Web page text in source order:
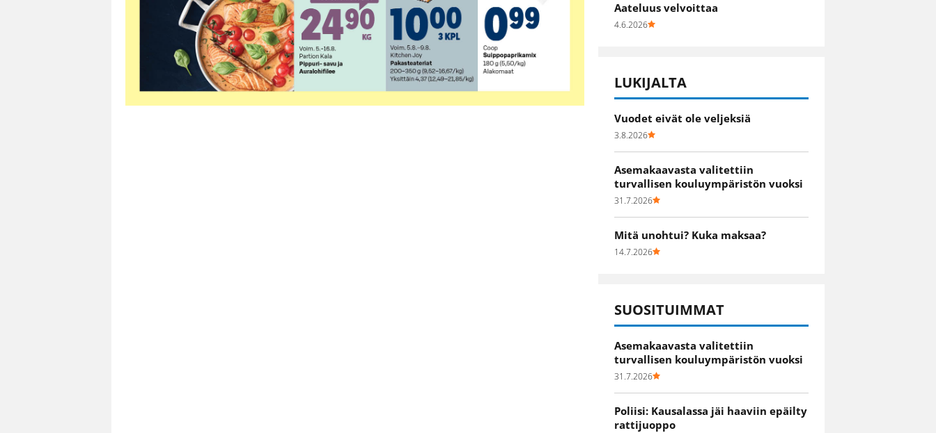
Aateluus velvoittaa
4.6.2026
LUKIJALTA
Vuodet eivät ole veljeksiä
3.8.2026
Asemakaavasta valitettiin
turvallisen kouluympäristön vuoksi
31.7.2026
Mitä unohtui? Kuka maksaa?
14.7.2026
SUOSITUIMMAT
Asemakaavasta valitettiin
turvallisen kouluympäristön vuoksi
31.7.2026
Poliisi: Kausalassa jäi haaviin epäilty
rattijuoppo